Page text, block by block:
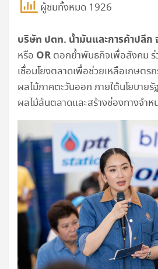
ผู้ชมทั้งหมด 1926
บริษัท ปตท. น้ำมันและการค้าปลีก
หรือ OR ตอกย้ำพันธกิจเพื่อสังคม ร่
เชื่อมโยงตลาดเพื่อช่วยเหลือเกษตร
ผลไม้ภาคตะวันออก ภายใต้นโยบาย
ผลไม้ล้นตลาดและสร้างช่องทางจำห